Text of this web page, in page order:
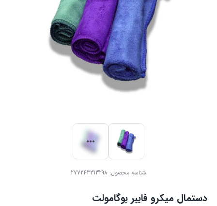
شناسه محصول: 277243313298
دستمال میکرو فایبر بوگامولت